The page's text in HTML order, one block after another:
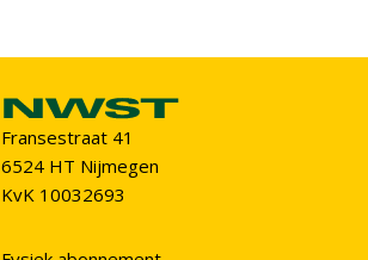
Fransestraat 41
6524 HT Nijmegen
KvK 10032693